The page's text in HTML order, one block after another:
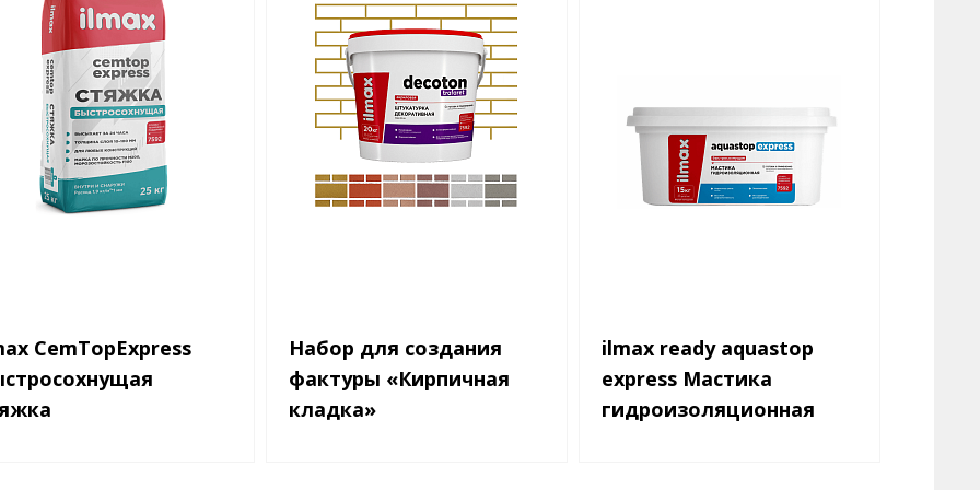
CemTopExpress
Набор для создания
фактуры «Кирпичная
кладка»
ilmax ready aquastop
express Мастика
гидроизоляционная